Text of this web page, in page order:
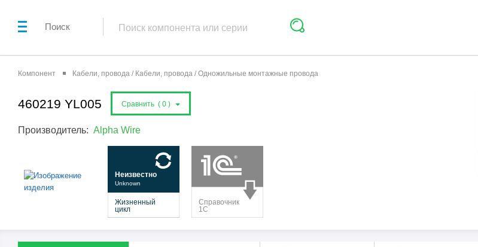
Поиск
Компонент Кабели, провода / Кабели, провода / Одножильные монтажные провода
460219 YL005 Сравнить ( 0 )
Производитель: Alpha Wire